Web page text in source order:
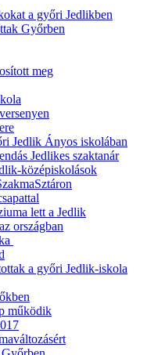
a győri Jedlikben
Győrben
meg
Jedlik Ányos iskolában
Jedlikes szaktanár
középiskolások
lett a Jedlik
országban
a győri Jedlik-iskola
működik